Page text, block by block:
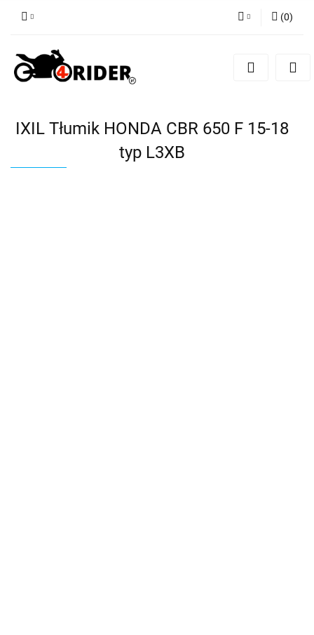
Zarejestruj się
(0)
IXIL Tłumik HONDA CBR 650 F 15-18
typ L3XB